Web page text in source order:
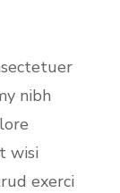
nibh
wisi
exerci